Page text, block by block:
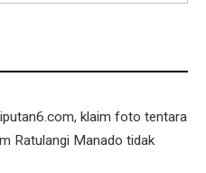
klaim foto tentara
Ratulangi Manado tidak